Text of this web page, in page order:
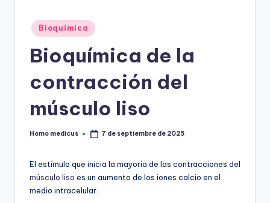
Publicado
en
Bioquímica
Bioquímica de la
contracción del
músculo liso
Publicado
Homo medicus 7 de septiembre de 2025
El estímulo que inicia la mayoría de las contracciones del
músculo liso es un aumento de los iones calcio en el
medio intracelular.